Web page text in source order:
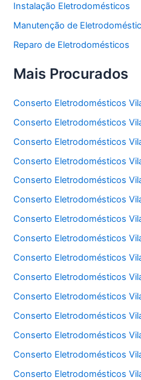
Instalação Eletrodomésticos
Manutenção de
Reparo de Eletrodomésticos
Mais Procurados
Conserto Eletrodomésticos
Conserto Eletrodomésticos
Conserto Eletrodomésticos
Conserto Eletrodomésticos
Conserto Eletrodomésticos
Conserto Eletrodomésticos
Conserto Eletrodomésticos
Conserto Eletrodomésticos
Conserto Eletrodomésticos
Conserto Eletrodomésticos
Conserto Eletrodomésticos
Conserto Eletrodomésticos
Conserto Eletrodomésticos
Conserto Eletrodomésticos
Conserto Eletrodomésticos